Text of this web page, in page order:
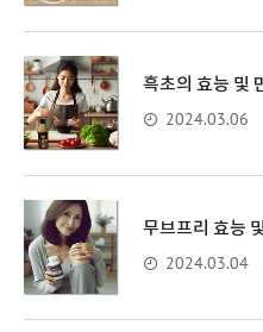
흑초의 효능 및
2024.03.06
무브프리 효능
2024.03.04